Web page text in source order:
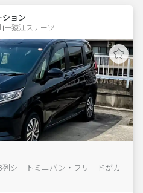
ョン
一猿江ステーツ
シートミニバン・フリードがカ